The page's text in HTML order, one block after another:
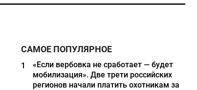
САМОЕ ПОПУЛЯРНОЕ
1
«Если вербовка не сработает — будет
мобилизация». Две трети российских
регионов начали платить охотникам за